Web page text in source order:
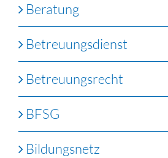
Beratung
Betreuungsdienst
Betreuungsrecht
BFSG
Bildungsnetz